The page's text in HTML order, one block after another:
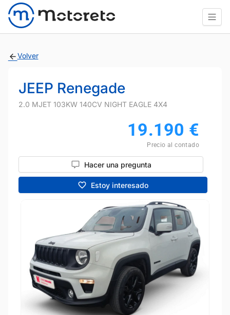
Volver
JEEP Renegade
2.0 MJET 103KW 140CV NIGHT EAGLE 4X4
19.190 €
Precio al contado
Hacer una pregunta
Estoy interesado